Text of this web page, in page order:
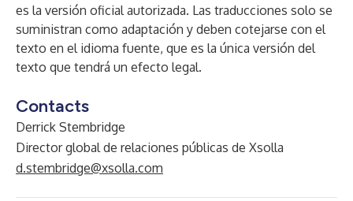
es la versión oficial autorizada. Las traducciones solo se
suministran como adaptación y deben cotejarse con el
texto en el idioma fuente, que es la única versión del
texto que tendrá un efecto legal.
Contacts
Derrick Stembridge
Director global de relaciones públicas de Xsolla
d.stembridge@xsolla.com